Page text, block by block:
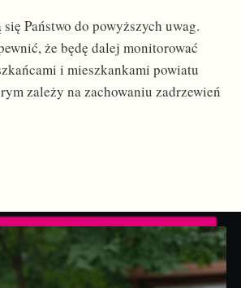
Państwo do powyższych uwag.
że będę dalej monitorować
i mieszkankami powiatu
zależy na zachowaniu zadrzewień